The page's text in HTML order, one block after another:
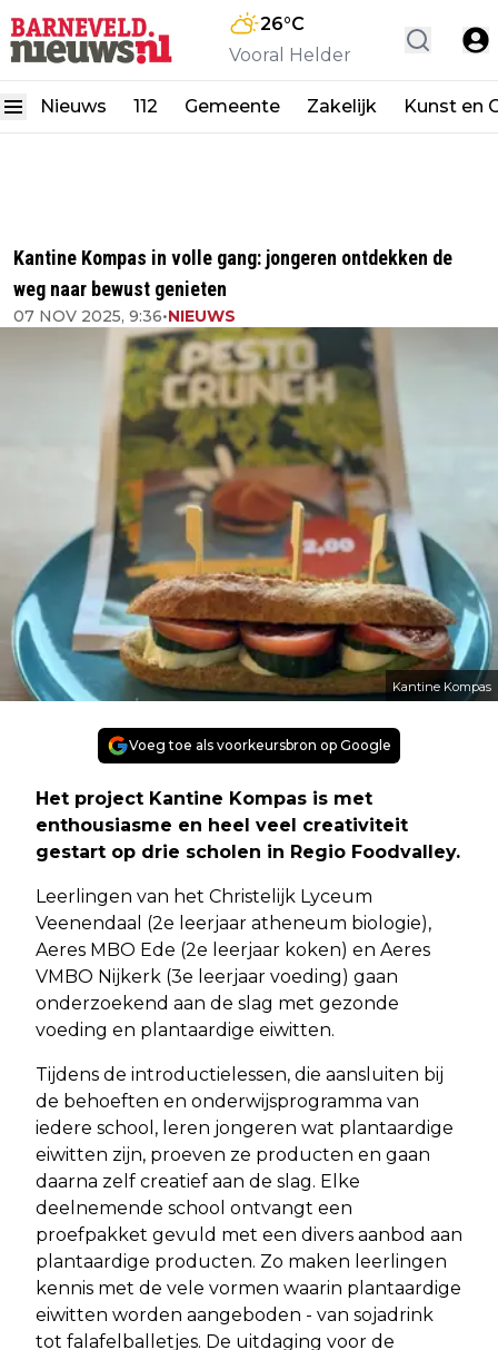
26°C
Vooral Helder
Nieuws 112 Gemeente Zakelijk Kunst en
Kantine Kompas in volle gang: jongeren ontdekken de
weg naar bewust genieten
07 NOV 2025, 9:36•NIEUWS
Kantine Kompas
Voeg toe als voorkeursbron op Google
Het project Kantine Kompas is met
enthousiasme en heel veel creativiteit
gestart op drie scholen in Regio Foodvalley.
Leerlingen van het Christelijk Lyceum
Veenendaal (2e leerjaar atheneum biologie),
Aeres MBO Ede (2e leerjaar koken) en Aeres
VMBO Nijkerk (3e leerjaar voeding) gaan
onderzoekend aan de slag met gezonde
voeding en plantaardige eiwitten.
Tijdens de introductielessen, die aansluiten bij
de behoeften en onderwijsprogramma van
iedere school, leren jongeren wat plantaardige
eiwitten zijn, proeven ze producten en gaan
daarna zelf creatief aan de slag. Elke
deelnemende school ontvangt een
proefpakket gevuld met een divers aanbod aan
plantaardige producten. Zo maken leerlingen
kennis met de vele vormen waarin plantaardige
eiwitten worden aangeboden - van sojadrink
tot falafelballetjes. De uitdaging voor de